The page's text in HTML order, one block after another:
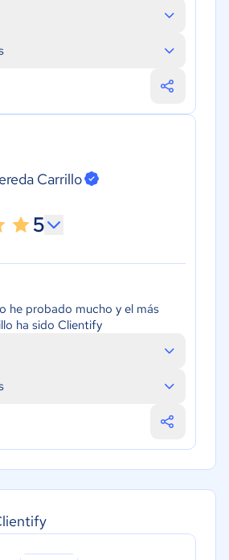
Carrillo
5
he probado mucho y el más
ha sido Clientify